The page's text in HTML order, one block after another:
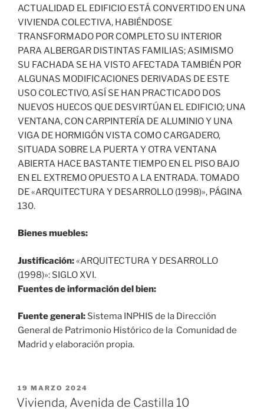
ACTUALIDAD EL EDIFICIO ESTÁ CONVERTIDO EN UNA
VIVIENDA COLECTIVA, HABIÉNDOSE
TRANSFORMADO POR COMPLETO SU INTERIOR
PARA ALBERGAR DISTINTAS FAMILIAS; ASIMISMO
SU FACHADA SE HA VISTO AFECTADA TAMBIÉN POR
ALGUNAS MODIFICACIONES DERIVADAS DE ESTE
USO COLECTIVO, ASÍ SE HAN PRACTICADO DOS
NUEVOS HUECOS QUE DESVIRTÚAN EL EDIFICIO; UNA
VENTANA, CON CARPINTERÍA DE ALUMINIO Y UNA
VIGA DE HORMIGÓN VISTA COMO CARGADERO,
SITUADA SOBRE LA PUERTA Y OTRA VENTANA
ABIERTA HACE BASTANTE TIEMPO EN EL PISO BAJO
EN EL EXTREMO OPUESTO A LA ENTRADA. TOMADO
DE «ARQUITECTURA Y DESARROLLO (1998)», PÁGINA
130.
Bienes muebles:
Justificación:«ARQUITECTURA Y DESARROLLO
(1998)»: SIGLO XVI.
Fuentes de información del bien:
Fuente general: Sistema INPHIS de la Dirección
General de Patrimonio Histórico de la Comunidad de
Madrid y elaboración propia.
PUBLICADO
EL
19 MARZO 2024
Vivienda, Avenida de Castilla 10